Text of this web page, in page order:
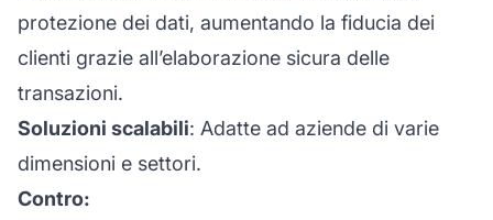
protezione dei dati, aumentando la fiducia dei
clienti grazie all’elaborazione sicura delle
transazioni.
Soluzioni scalabili: Adatte ad aziende di varie
dimensioni e settori.
Contro: